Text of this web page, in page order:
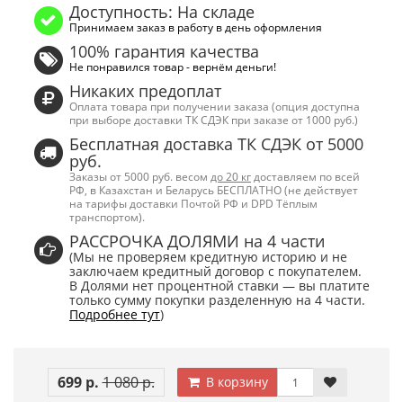
Доступность: На складе
Принимаем заказ в работу в день оформления
100% гарантия качества
Не понравился товар - вернём деньги!
Никаких предоплат
Оплата товара при получении заказа (опция доступна
при выборе доставки ТК СДЭК при заказе от 1000 руб.)
Бесплатная доставка ТК СДЭК от 5000
руб.
Заказы от 5000 руб. весом до 20 кг доставляем по всей
РФ, в Казахстан и Беларусь БЕСПЛАТНО (не действует
на тарифы доставки Почтой РФ и DPD Тёплым
транспортом).
РАССРОЧКА ДОЛЯМИ на 4 части
(Мы не проверяем кредитную историю и не
заключаем кредитный договор с покупателем.
В Долями нет процентной ставки — вы платите
только сумму покупки разделенную на 4 части.
Подробнее тут)
699 р. 1 080 р. В корзину